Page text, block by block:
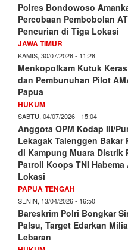
Polres Bondowoso
Percobaan Pembobolan
Pencurian di Tiga Lokasi
JAWA TIMUR
KAMIS, 30/07/2026 - 11:28
Menkopolkam Kutuk
dan Pembunuhan Pilot
Papua
HUKUM
SABTU, 04/07/2026 - 15:04
Anggota OPM Kodap III/
Lekagak Talenggen Bakar
di Kampung Muara Distrik
Patroli Koops TNI Habema
Lokasi
PAPUA TENGAH
SENIN, 13/04/2026 - 16:50
Bareskrim Polri Bongkar
Palsu, Target Edarkan
Lebaran